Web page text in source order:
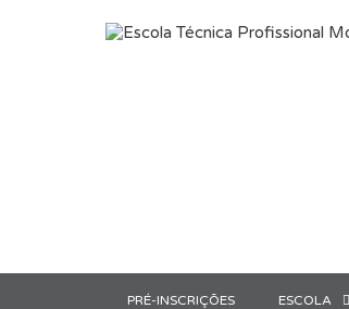
PRÉ-INSCRIÇÕES ESCOLA